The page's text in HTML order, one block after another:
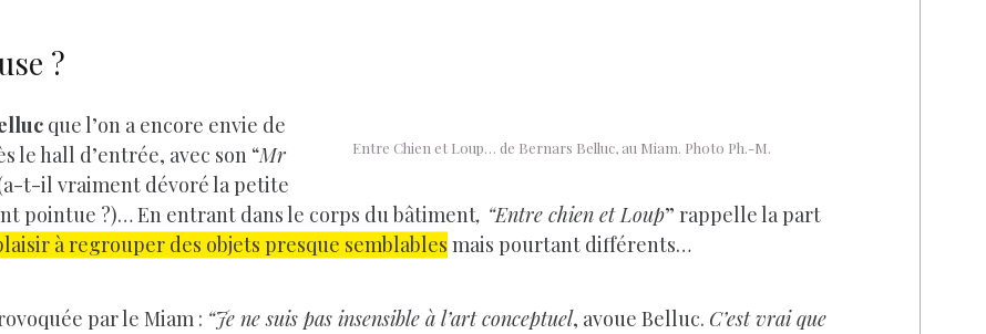
?
Entre Chien et Loup… de Bernars Belluc, au Miam. Photo Ph.-M.
que l’on a encore envie de
le hall d’entrée, avec son “Mr
t-il vraiment dévoré la petite
pointue ?)… En entrant dans le corps du bâtiment, “Entre chien et Loup” rappelle la part
à regrouper des objets presque semblables mais pourtant différents…
par le Miam : “Je ne suis pas insensible à l’art conceptuel, avoue Belluc. C’est vrai que